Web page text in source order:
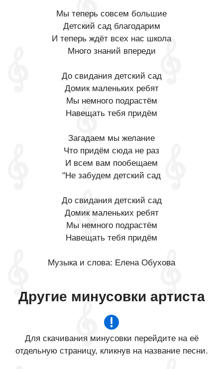
Мы теперь совсем большие
Детский сад благодарим
И теперь ждёт всех нас школа
Много знаний впереди
До свидания детский сад
Домик маленьких ребят
Мы немного подрастём
Навещать тебя придём
Загадаем мы желание
Что придём сюда не раз
И всем вам пообещаем
"Не забудем детский сад
До свидания детский сад
Домик маленьких ребят
Мы немного подрастём
Навещать тебя придём
Музыка и слова: Елена Обухова
Другие минусовки артиста
Для скачивания минусовки перейдите на её
отдельную страницу, кликнув на название песни.